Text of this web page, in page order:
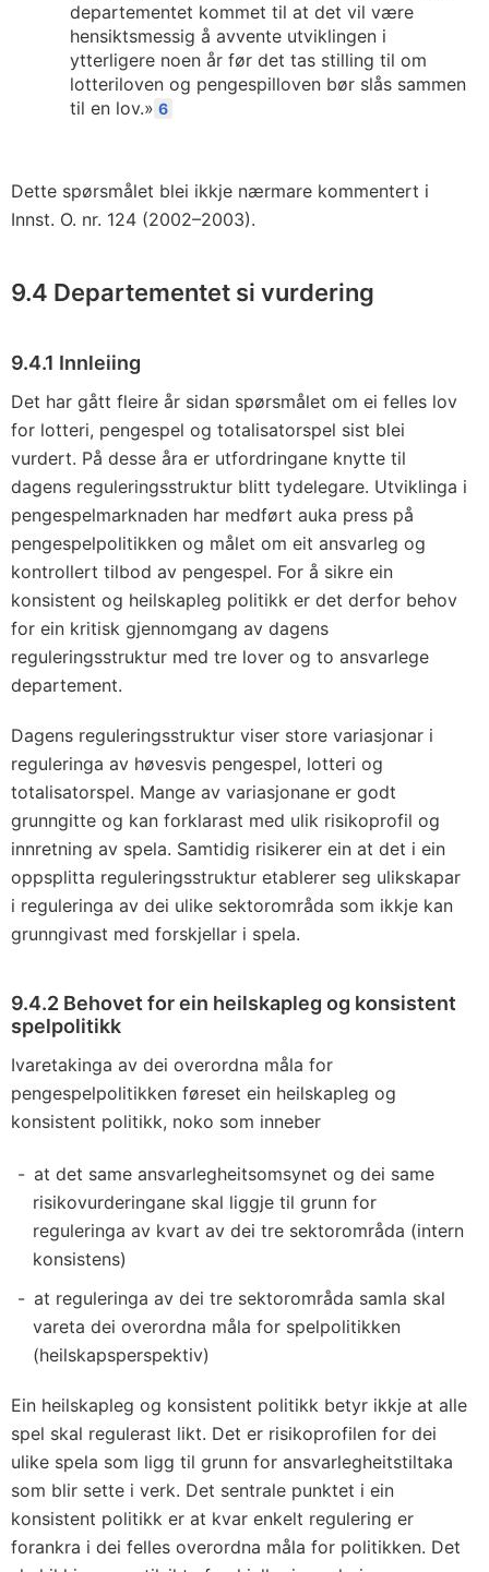
departementet kommet til at det vil være
hensiktsmessig å avvente utviklingen i
ytterligere noen år før det tas stilling til om
lotteriloven og pengespilloven bør slås sammen
til en lov.» 6
Dette spørsmålet blei ikkje nærmare kommentert i
Innst. O. nr. 124 (2002–2003).
9.4 Departementet si vurdering
9.4.1 Innleiing
Det har gått fleire år sidan spørsmålet om ei felles lov
for lotteri, pengespel og totalisatorspel sist blei
vurdert. På desse åra er utfordringane knytte til
dagens reguleringsstruktur blitt tydelegare. Utviklinga i
pengespelmarknaden har medført auka press på
pengespelpolitikken og målet om eit ansvarleg og
kontrollert tilbod av pengespel. For å sikre ein
konsistent og heilskapleg politikk er det derfor behov
for ein kritisk gjennomgang av dagens
reguleringsstruktur med tre lover og to ansvarlege
departement.
Dagens reguleringsstruktur viser store variasjonar i
reguleringa av høvesvis pengespel, lotteri og
totalisatorspel. Mange av variasjonane er godt
grunngitte og kan forklarast med ulik risikoprofil og
innretning av spela. Samtidig risikerer ein at det i ein
oppsplitta reguleringsstruktur etablerer seg ulikskapar
i reguleringa av dei ulike sektorområda som ikkje kan
grunngivast med forskjellar i spela.
9.4.2 Behovet for ein heilskapleg og konsistent
spelpolitikk
Ivaretakinga av dei overordna måla for
pengespelpolitikken føreset ein heilskapleg og
konsistent politikk, noko som inneber
at det same ansvarlegheitsomsynet og dei same
risikovurderingane skal liggje til grunn for
reguleringa av kvart av dei tre sektorområda (intern
konsistens)
at reguleringa av dei tre sektorområda samla skal
vareta dei overordna måla for spelpolitikken
(heilskapsperspektiv)
Ein heilskapleg og konsistent politikk betyr ikkje at alle
spel skal regulerast likt. Det er risikoprofilen for dei
ulike spela som ligg til grunn for ansvarlegheitstiltaka
som blir sette i verk. Det sentrale punktet i ein
konsistent politikk er at kvar enkelt regulering er
forankra i dei felles overordna måla for politikken. Det